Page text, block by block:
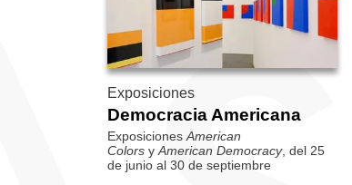
Exposiciones
Democracia Americana
ExposicionesAmerican
Colors yAmerican De­mocracy, del 25
de junio al 30 de septiembre